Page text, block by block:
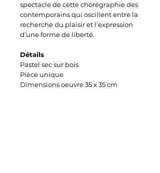
spectacle de cette chorégraphie des
contemporains qui oscillent entre la
recherche du plaisir et l’expression
d’une forme de liberté.
Détails
Pastel sec sur bois
Pièce unique
Dimensions oeuvre 35 x 35 cm